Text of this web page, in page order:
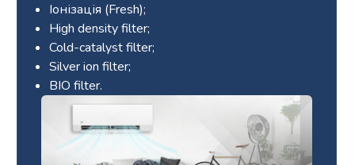
Іонізація (Fresh);
High density filter;
Cold-catalyst filter;
Silver ion filter;
BIO filter.